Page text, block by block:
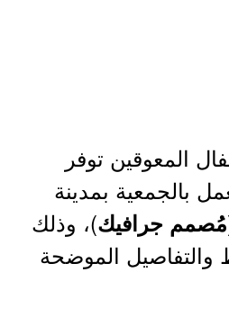
المعوقين توفر
بالجمعية بمدينة
مُصمم جرافيك)، وذلك
والتفاصيل الموضحة